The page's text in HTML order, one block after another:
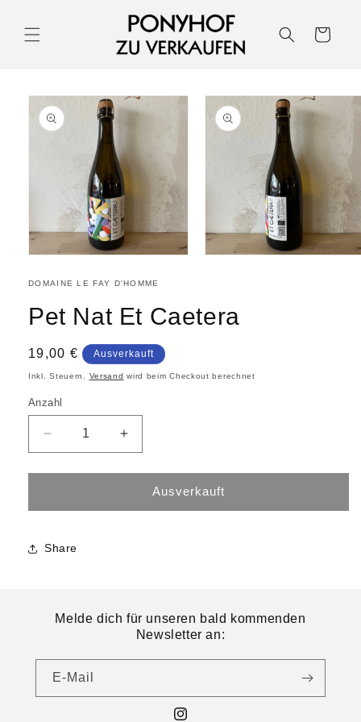
Warenkorb
DOMAINE LE FAY D'HOMME
Pet Nat Et Caetera
19,00 € Ausverkauft
Inkl. Steuern. Versand wird beim Checkout berechnet
Anzahl
Ausverkauft
Share
Melde dich für unseren bald kommenden
Newsletter an:
E-Mail